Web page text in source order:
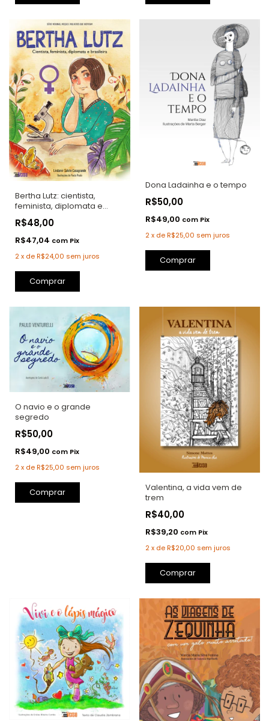
Bertha Lutz: cientista,
feminista, diplomata e
brasileira
R$48,00
R$47,04 com Pix
2x deR$24,00 sem juros
Comprar
Dona Ladainha e o tempo
R$50,00
R$49,00 com Pix
2 x deR$25,00 sem juros
Comprar
O navio e o grande
segredo
R$50,00
R$49,00 com Pix
2x deR$25,00 sem juros
Valentina, a vida vem de
trem
R$40,00
R$39,20 com Pix
2 x deR$20,00 sem juros
Comprar